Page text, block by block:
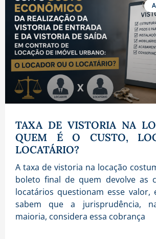
TAXA DE VISTORIA NA
QUEM É O CUSTO,
LOCATÁRIO?
A taxa de vistoria na locação
boleto final de quem devolve as
locatários questionam esse valor,
sabem que a jurisprudência,
maioria, considera essa cobrança